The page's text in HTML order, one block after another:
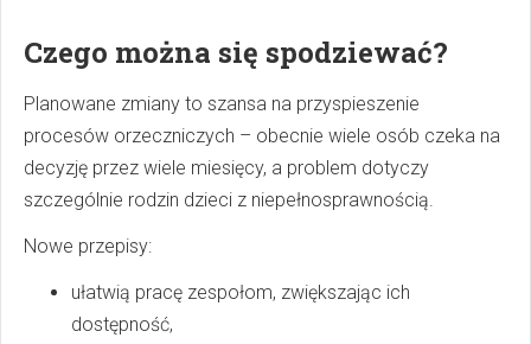
Czego można się spodziewać?
Planowane zmiany to szansa na przyspieszenie
procesów orzeczniczych – obecnie wiele osób czeka na
decyzję przez wiele miesięcy, a problem dotyczy
szczególnie rodzin dzieci z niepełnosprawnością.
Nowe przepisy:
ułatwią pracę zespołom, zwiększając ich
dostępność,